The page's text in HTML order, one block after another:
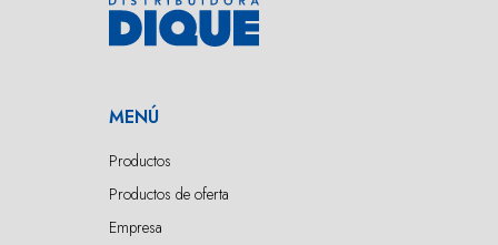
MENÚ
Productos
Productos de oferta
Empresa